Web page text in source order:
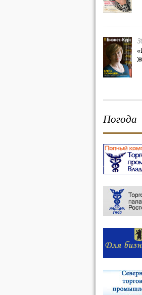
Погода